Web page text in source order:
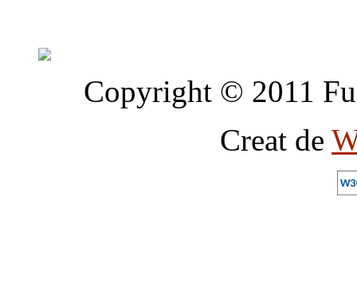
Copyright © 2011
Creat de